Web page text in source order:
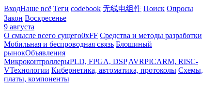
ВходНаше всё Теги codebook 无线电组件 Поиск Опросы
Закон Воскресенье
9 августа
О смысле всего сущего0xFF Средства и методы разработки
Мобильная и беспроводная связь Блошиный
рынокОбъявления
МикроконтроллерыPLD, FPGA, DSP AVRPICARM, RISC-
VТехнологии Кибернетика, автоматика, протоколы Схемы,
платы, компоненты